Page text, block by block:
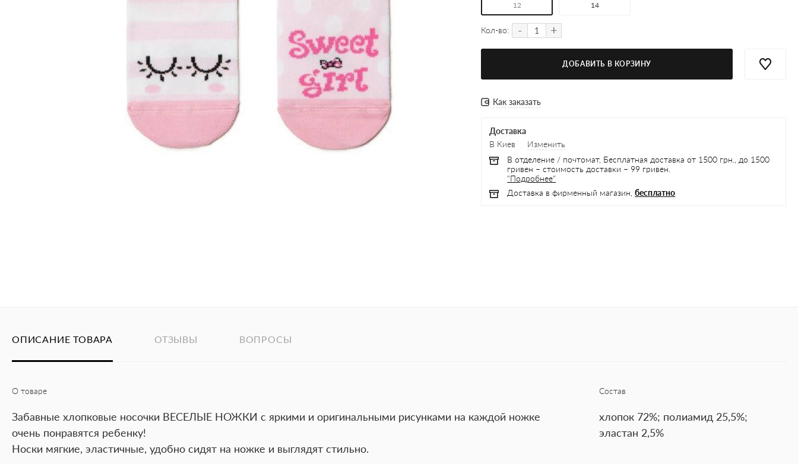
12 14
Кол-во: - +
ДОБАВИТЬ В КОРЗИНУ
Как заказать
Доставка
В Киев
Изменить
В отделение / почтомат, Бесплатная доставка от 1500 грн., до 1500
гривен – стоимость доставки – 99 гривен.
"Подробнее"
Доставка в фирменный магазин,бесплатно
ОПИСАНИЕ ТОВАРА ОТЗЫВЫ ВОПРОСЫ
О товаре
Забавные хлопковые носочки ВЕСЕЛЫЕ НОЖКИ с яркими и оригинальными рисунками на каждой ножке
очень понравятся ребенку!
Носки мягкие, эластичные, удобно сидят на ножке и выглядят стильно.
Состав
хлопок 72%; полиамид 25,5%;
эластан 2,5%